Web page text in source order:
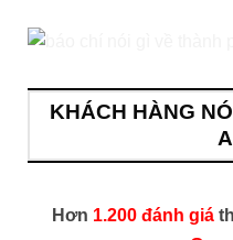
KHÁCH HÀNG
Hơn 1.200 đánh giá